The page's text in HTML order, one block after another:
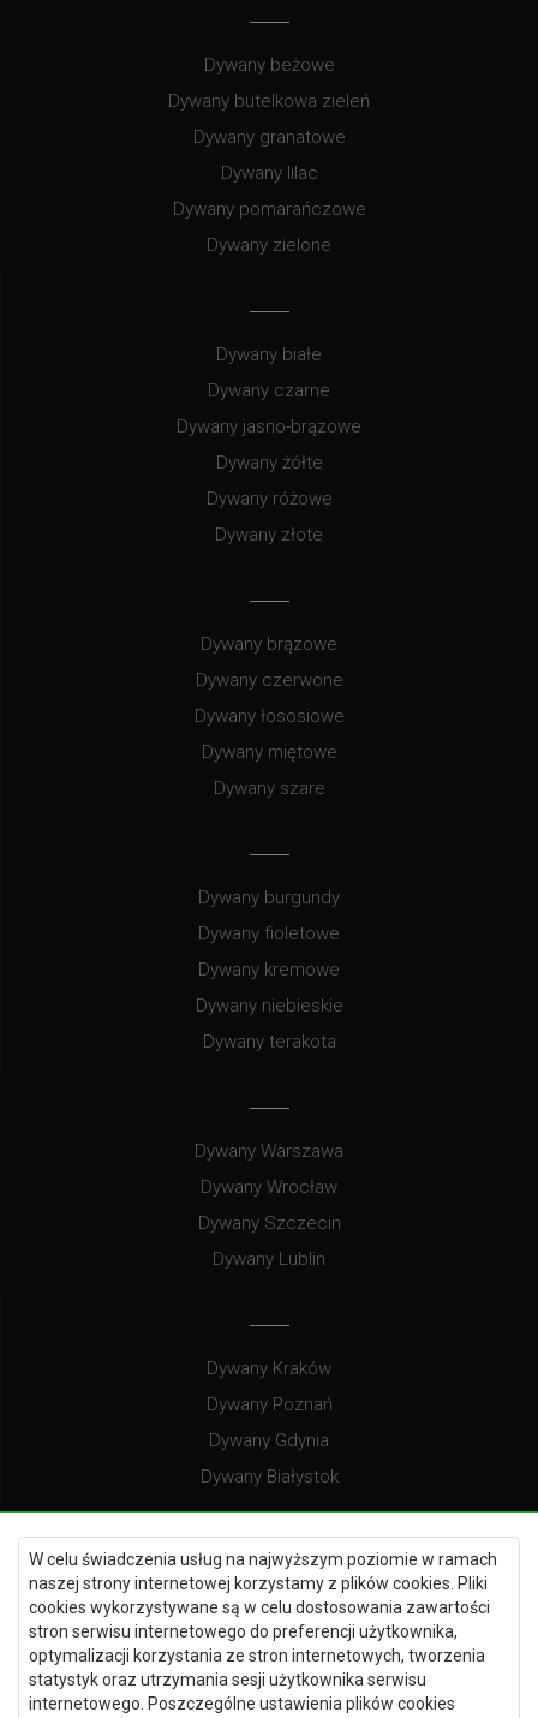
W celu świadczenia usług na najwyższym poziomie w ramach
naszej strony internetowej korzystamy z plików cookies. Pliki
cookies wykorzystywane są w celu dostosowania zawartości
stron serwisu internetowego do preferencji użytkownika,
optymalizacji korzystania ze stron internetowych, tworzenia
statystyk oraz utrzymania sesji użytkownika serwisu
internetowego. Poszczególne ustawienia plików cookies
Dywany beżowe
Dywany butelkowa zieleń
Dywany granatowe
Dywany lilac
Dywany pomarańczowe
Dywany zielone
Dywany białe
Dywany czarne
Dywany jasno-brązowe
Dywany żółte
Dywany różowe
Dywany złote
Dywany brązowe
Dywany czerwone
Dywany łososiowe
Dywany miętowe
Dywany szare
Dywany burgundy
Dywany fioletowe
Dywany kremowe
Dywany niebieskie
Dywany terakota
Dywany Warszawa
Dywany Wrocław
Dywany Szczecin
Dywany Lublin
Dywany Kraków
Dywany Poznań
Dywany Gdynia
Dywany Białystok
Dywany Kielce
Dywany Gdańsk
Dywany Toruń
Dywany Bydgoszcz